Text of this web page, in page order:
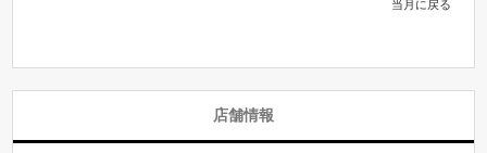
当月に戻る
店舗情報